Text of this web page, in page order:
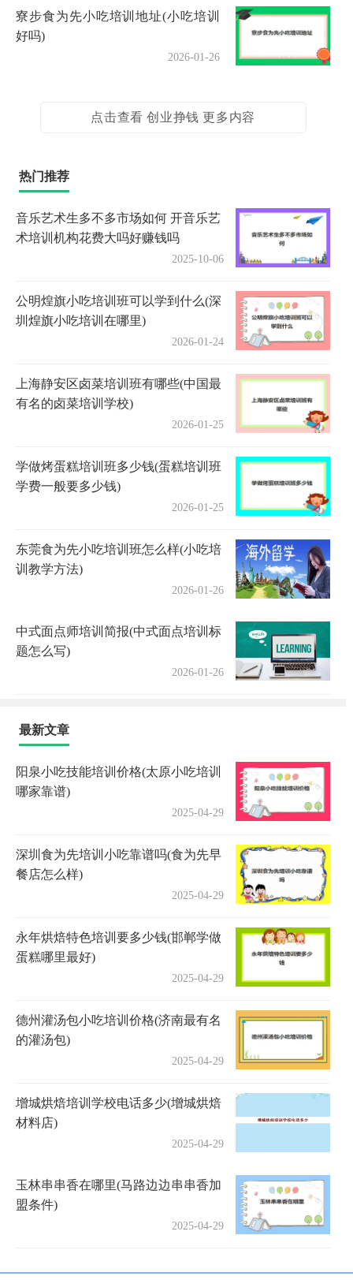
寮步食为先小吃培训地址(小吃培训
好吗)
2026-01-26
点击查看 创业挣钱 更多内容
热门推荐
音乐艺术生多不多市场如何 开音乐艺
术培训机构花费大吗好赚钱吗
2025-10-06
公明煌旗小吃培训班可以学到什么(深
圳煌旗小吃培训在哪里)
2026-01-24
上海静安区卤菜培训班有哪些(中国最
有名的卤菜培训学校)
2026-01-25
学做烤蛋糕培训班多少钱(蛋糕培训班
学费一般要多少钱)
2026-01-25
东莞食为先小吃培训班怎么样(小吃培
训教学方法)
2026-01-26
中式面点师培训简报(中式面点培训标
题怎么写)
2026-01-26
最新文章
阳泉小吃技能培训价格(太原小吃培训
哪家靠谱)
2025-04-29
深圳食为先培训小吃靠谱吗(食为先早
餐店怎么样)
2025-04-29
永年烘焙特色培训要多少钱(邯郸学做
蛋糕哪里最好)
2025-04-29
德州灌汤包小吃培训价格(济南最有名
的灌汤包)
2025-04-29
增城烘焙培训学校电话多少(增城烘焙
材料店)
2025-04-29
玉林串串香在哪里(马路边边串串香加
盟条件)
2025-04-29